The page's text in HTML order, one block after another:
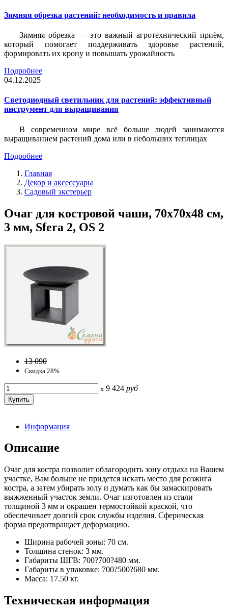
Зимняя обрезка растений: необходимость и правила
Зимняя обрезка — это важный агротехнический приём,
который помогает поддерживать здоровье растений,
формировать их крону и повышать урожайность
Подробнее
04.12.2025
Светодиодный светильник для растений: эффективный
инструмент для выращивания
В современном мире всё больше людей занимаются
выращиванием растений дома или в небольших теплицах
Подробнее
Главная
Декор и аксессуары
Садовый экстерьер
Очаг для костровой чаши, 70х70х48 см,
3 мм, Sfera 2, OS 2
13 090
Скидка 28%
x 9 424 руб
Информация
Описание
Очаг для костра позволит облагородить зону отдыха на Вашем
участке, Вам больше не придется искать место для розжига
костра, а затем убирать золу и думать как бы замаскировать
выжженный участок земли. Очаг изготовлен из стали
толщиной 3 мм и окрашен термостойкой краской, что
обеспечивает долгий срок службы изделия. Сферическая
форма предотвращает деформацию.
Ширина рабочей зоны: 70 см.
Толщина стенок: 3 мм.
Габариты ШГВ: 700?700?480 мм.
Габариты в упаковке: 700?500?680 мм.
Масса: 17.50 кг.
Техническая информация